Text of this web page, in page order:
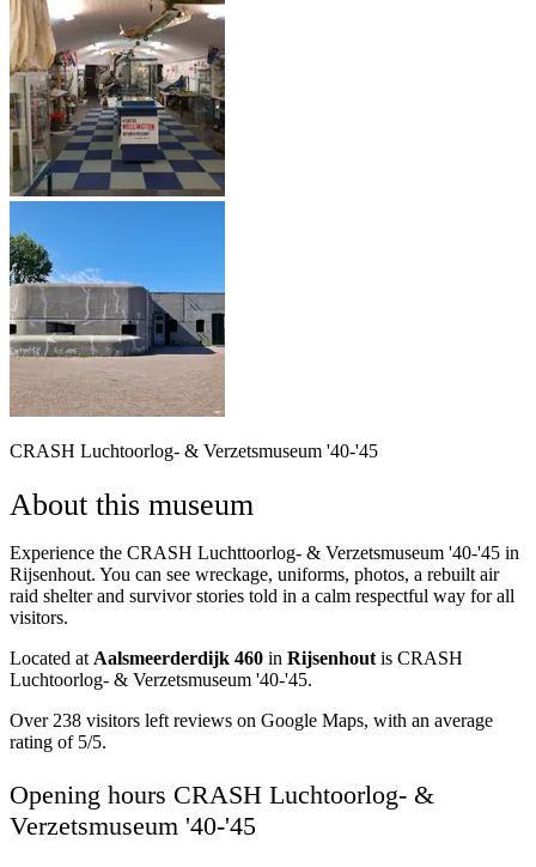
CRASH Luchtoorlog- & Verzetsmuseum '40-'45
About this museum
Experience the CRASH Luchttoorlog- & Verzetsmuseum '40-'45 in
Rijsenhout. You can see wreckage, uniforms, photos, a rebuilt air
raid shelter and survivor stories told in a calm respectful way for all
visitors.
Located at Aalsmeerderdijk 460 in Rijsenhout is CRASH
Luchtoorlog- & Verzetsmuseum '40-'45.
Over 238 visitors left reviews on Google Maps, with an average
rating of 5/5.
Opening hours CRASH Luchtoorlog- &
Verzetsmuseum '40-'45